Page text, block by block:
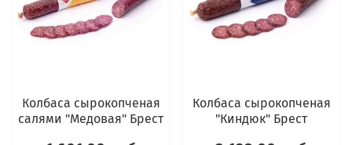
Колбаса сырокопченая
салями "Медовая" Брест
Колбаса сырокопченая
"Киндюк" Брест